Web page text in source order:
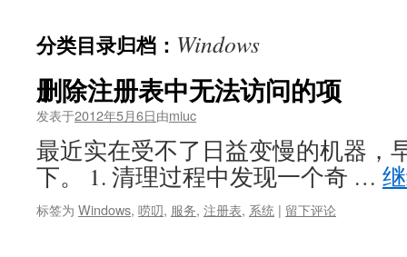
分类目录归档： Windows
删除注册表中无法访问的项
发表于2012年5月6日由miuc
最近实在受不了日益变慢的机器，
下。 1. 清理过程中发现一个奇 …
标签为 Windows, 唠叨, 服务, 注册表, 系统 | 留下评论